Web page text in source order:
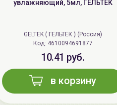
увлажняющий, 5мл, ГЕЛЬТЕК
GELTEK ( ГЕЛЬТЕК ) (Россия)
Код: 4610094691877
10.41 руб.
в корзину